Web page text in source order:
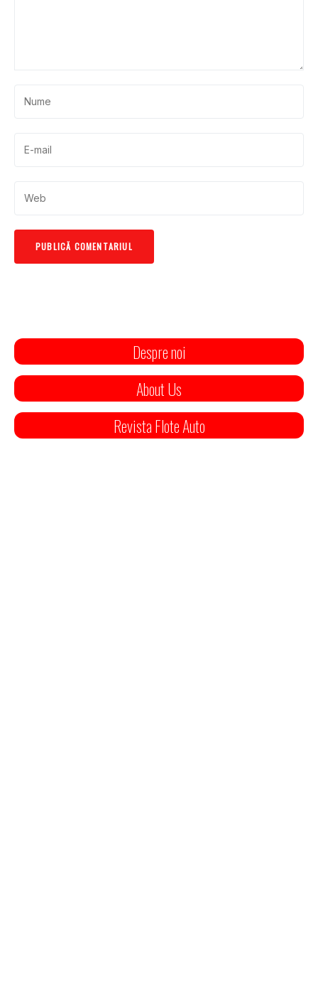
Despre noi
About Us
Revista Flote Auto